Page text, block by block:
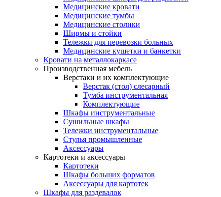
Медицинские кровати
Медицинские тумбы
Медицинские столики
Ширмы и стойки
Тележки для перевозки больных
Медицинские кушетки и банкетки
Кровати на металлокаркасе
Производственная мебель
Верстаки и их комплектующие
Верстак (стол) слесарный
Тумба инструментальная
Комплектующие
Шкафы инструментальные
Сушильные шкафы
Тележки инструментальные
Стулья промышленные
Аксессуары
Картотеки и аксессуары
Картотеки
Шкафы больших форматов
Аксессуары для картотек
Шкафы для раздевалок